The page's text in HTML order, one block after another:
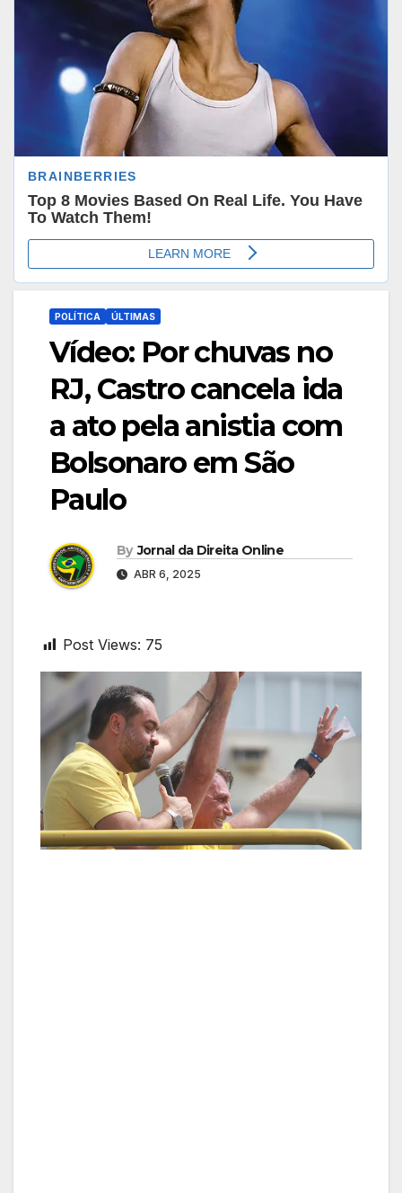
POLÍTICA ÚLTIMAS
Vídeo: Por chuvas no
RJ, Castro cancela ida
a ato pela anistia com
Bolsonaro em São
Paulo
By Jornal da Direita Online
ABR 6, 2025
Post Views: 75